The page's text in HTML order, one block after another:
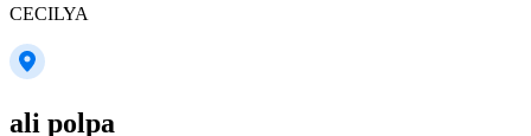
CECILYA
ali polpa